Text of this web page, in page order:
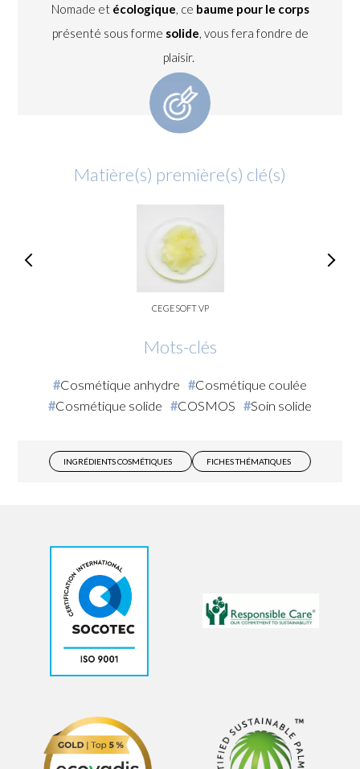
Nomade et écologique, ce baume pour le corps
présenté sous forme solide, vous fera fondre de
plaisir.
Matière(s) première(s) clé(s)
CEGESOFT VP
Mots-clés
Cosmétique anhydre
Cosmétique coulée
Cosmétique solide
COSMOS Soin solide
INGRÉDIENTS COSMÉTIQUES FICHES THÉMATIQUES